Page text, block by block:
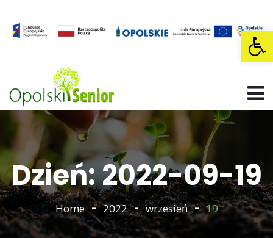
Dzień: 2022-09-19
Home 2022 wrzesień 19